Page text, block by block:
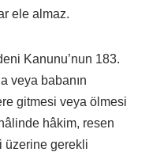
ele almaz.
Kanunu’nun 183.
veya babanın
gitmesi veya ölmesi
hâkim, resen
üzerine gerekli